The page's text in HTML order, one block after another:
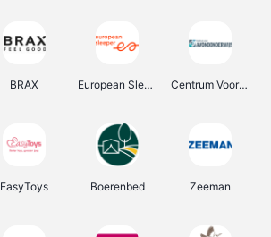
BRAX European Sleeper Centrum Voor Avondonderwijs
EasyToys Boerenbed Zeeman